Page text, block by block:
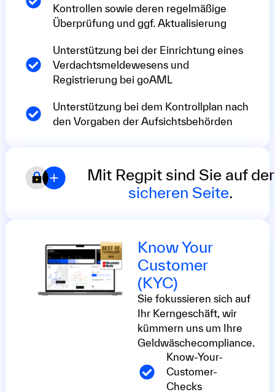
Kontrollen sowie deren regelmäßige
Überprüfung und ggf. Aktualisierung
Unterstützung bei der Einrichtung eines
Verdachtsmeldewesens und
Registrierung bei goAML
Unterstützung bei dem Kontrollplan nach
den Vorgaben der Aufsichtsbehörden
Mit Regpit sind Sie auf der
sicheren Seite.
Know Your
Customer
(KYC)
Sie fokussieren sich auf
Ihr Kerngeschäft, wir
kümmern uns um Ihre
Geldwäschecompliance.
Know-Your-
Customer-
Checks